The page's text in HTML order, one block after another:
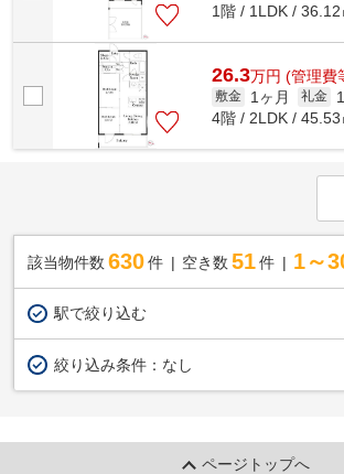
1階 / 1LDK / 36.12
26.3万円 (管理費
敷金 1ヶ月 礼金
4階 / 2LDK / 45.53
該当物件数 630件 空き数 51 件 1～
駅で絞り込む
絞り込み条件： なし
ページトップへ